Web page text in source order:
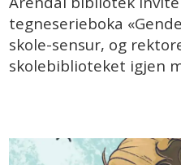
tegneserieboka
skole-sensur, og
skolebiblioteket igjen